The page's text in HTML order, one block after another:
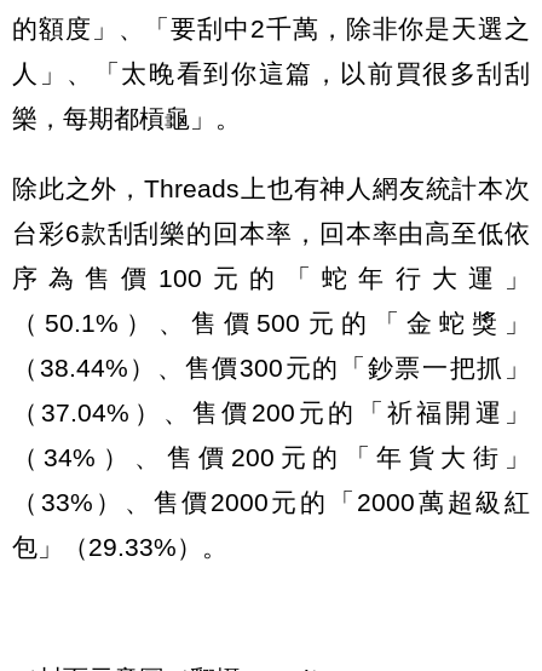
的額度」、「要刮中2千萬，除非你是天選之
人」、「太晚看到你這篇，以前買很多刮刮
樂，每期都槓龜」。
除此之外，Threads上也有神人網友統計本次
台彩6款刮刮樂的回本率，回本率由高至低依
序為售價100元的「蛇年行大運」
（50.1%）、售價500元的「金蛇獎」
（38.44%）、售價300元的「鈔票一把抓」
（37.04%）、售價200元的「祈福開運」
（34%）、售價200元的「年貨大街」
（33%）、售價2000元的「2000萬超級紅
包」（29.33%）。